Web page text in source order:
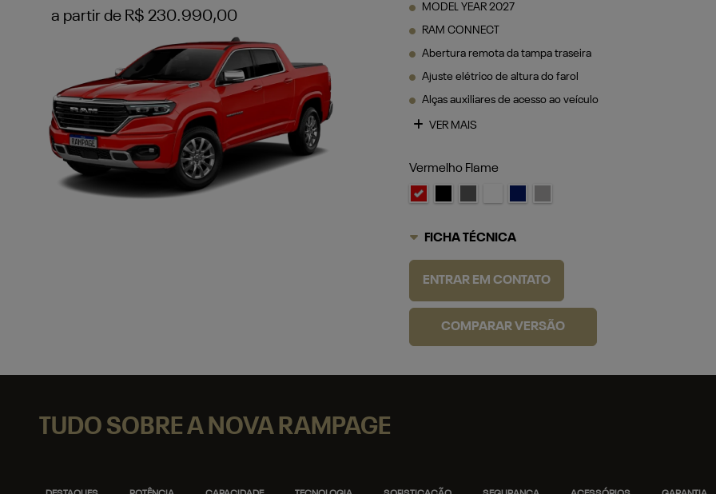
a partir de R$ 230.990,00
MODEL YEAR 2027
RAM CONNECT
Abertura remota da tampa traseira
Ajuste elétrico de altura do farol
Alças auxiliares de acesso ao veículo
VER MAIS
Vermelho Flame
FICHA TÉCNICA
ENTRAR EM CONTATO
COMPARAR VERSÃO
TUDO SOBRE A NOVA RAMPAGE